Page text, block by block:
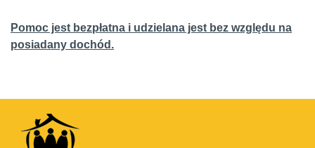
Pomoc jest bezpłatna i udzielana jest bez względu na
posiadany dochód.
Kontakt